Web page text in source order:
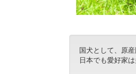
国犬として、原
日本でも愛好家は